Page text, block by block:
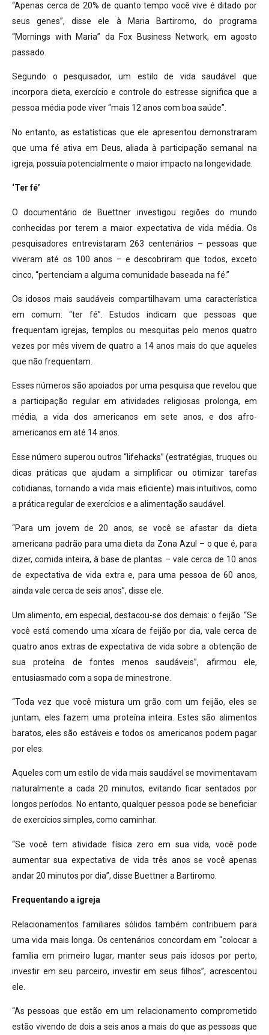
“Apenas cerca de 20% de quanto tempo você vive é ditado por
seus genes”, disse ele à Maria Bartiromo, do programa
“Mornings with Maria” da Fox Business Network, em agosto
passado.
Segundo o pesquisador, um estilo de vida saudável que
incorpora dieta, exercício e controle do estresse significa que a
pessoa média pode viver “mais 12 anos com boa saúde”.
No entanto, as estatísticas que ele apresentou demonstraram
que uma fé ativa em Deus, aliada à participação semanal na
igreja, possuía potencialmente o maior impacto na longevidade.
‘Ter fé’
O documentário de Buettner investigou regiões do mundo
conhecidas por terem a maior expectativa de vida média. Os
pesquisadores entrevistaram 263 centenários – pessoas que
viveram até os 100 anos – e descobriram que todos, exceto
cinco, “pertenciam a alguma comunidade baseada na fé.”
Os idosos mais saudáveis compartilhavam uma característica
em comum: “ter fé”. Estudos indicam que pessoas que
frequentam igrejas, templos ou mesquitas pelo menos quatro
vezes por mês vivem de quatro a 14 anos mais do que aqueles
que não frequentam.
Esses números são apoiados por uma pesquisa que revelou que
a participação regular em atividades religiosas prolonga, em
média, a vida dos americanos em sete anos, e dos afro-
americanos em até 14 anos.
Esse número superou outros “lifehacks” (estratégias, truques ou
dicas práticas que ajudam a simplificar ou otimizar tarefas
cotidianas, tornando a vida mais eficiente) mais intuitivos, como
a prática regular de exercícios e a alimentação saudável.
“Para um jovem de 20 anos, se você se afastar da dieta
americana padrão para uma dieta da Zona Azul – o que é, para
dizer, comida inteira, à base de plantas – vale cerca de 10 anos
de expectativa de vida extra e, para uma pessoa de 60 anos,
ainda vale cerca de seis anos”, disse ele.
Um alimento, em especial, destacou-se dos demais: o feijão. “Se
você está comendo uma xícara de feijão por dia, vale cerca de
quatro anos extras de expectativa de vida sobre a obtenção de
sua proteína de fontes menos saudáveis”, afirmou ele,
entusiasmado com a sopa de minestrone.
“Toda vez que você mistura um grão com um feijão, eles se
juntam, eles fazem uma proteína inteira. Estes são alimentos
baratos, eles são estáveis e todos os americanos podem pagar
por eles.
Aqueles com um estilo de vida mais saudável se movimentavam
naturalmente a cada 20 minutos, evitando ficar sentados por
longos períodos. No entanto, qualquer pessoa pode se beneficiar
de exercícios simples, como caminhar.
“Se você tem atividade física zero em sua vida, você pode
aumentar sua expectativa de vida três anos se você apenas
andar 20 minutos por dia”, disse Buettner a Bartiromo.
Frequentando a igreja
Relacionamentos familiares sólidos também contribuem para
uma vida mais longa. Os centenários concordam em “colocar a
família em primeiro lugar, manter seus pais idosos por perto,
investir em seu parceiro, investir em seus filhos”, acrescentou
ele.
“As pessoas que estão em um relacionamento comprometido
estão vivendo de dois a seis anos a mais do que as pessoas que